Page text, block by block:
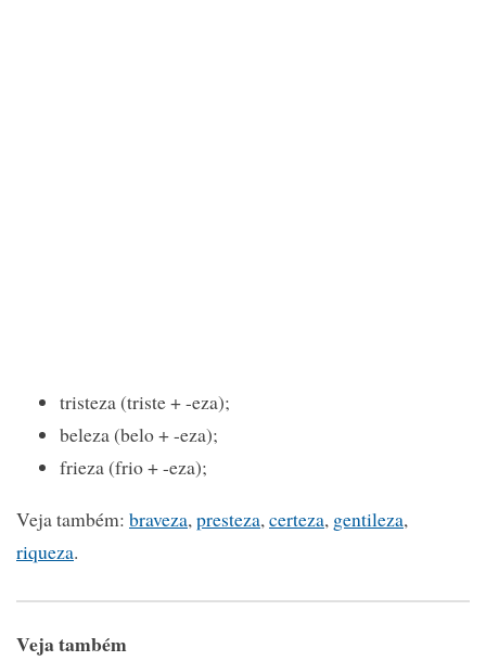
tristeza (triste + -eza);
beleza (belo + -eza);
frieza (frio + -eza);
Veja também: braveza, presteza, certeza, gentileza,
riqueza.
Veja também